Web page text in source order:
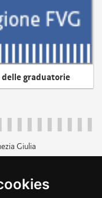
delle graduatorie
Giulia